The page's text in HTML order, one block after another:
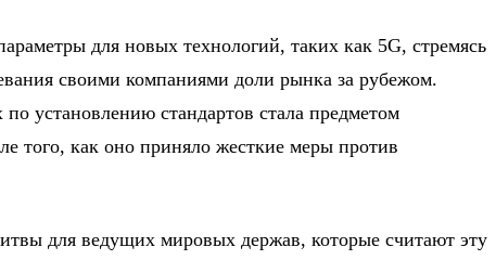
для новых технологий, таких как 5G, стремясь
своими компаниями доли рынка за рубежом.
по установлению стандартов стала предметом
того, как оно приняло жесткие меры против
для ведущих мировых держав, которые считают эту